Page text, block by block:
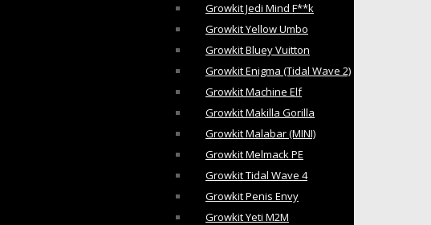
Growkit Jedi Mind F**k
Growkit Yellow Umbo
Growkit Bluey Vuitton
Growkit Enigma (Tidal Wave 2)
Growkit Machine Elf
Growkit Makilla Gorilla
Growkit Malabar (MINI)
Growkit Melmack PE
Growkit Tidal Wave 4
Growkit Penis Envy
Growkit Yeti M2M